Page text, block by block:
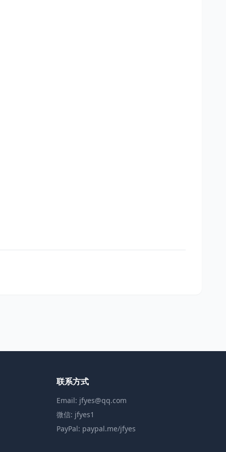
联系方式
Email: jfyes@qq.com
微信: jfyes1
PayPal: paypal.me/jfyes